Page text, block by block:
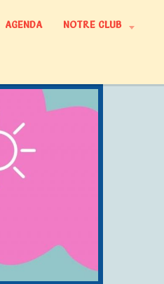
AGENDA NOTRE CLUB